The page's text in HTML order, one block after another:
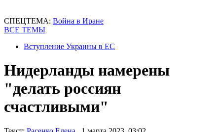
СПЕЦТЕМА: Война в Иране
ВСЕ ТЕМЫ
Вступление Украины в ЕС
Нидерланды намерены
"делать россиян
счастливыми"